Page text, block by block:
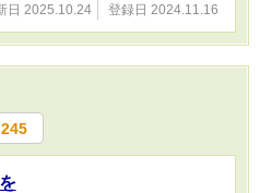
日 2025.10.24 登録日 2024.11.16